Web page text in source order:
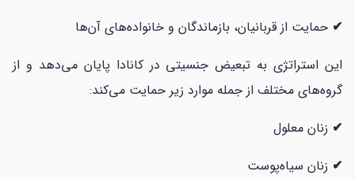
✔ حمایت از قربانیان، بازماندگان و خانواده‌های آن‌ها
این استراتژی به تبعیض جنسیتی در کانادا پایان می‌دهد و از
گروه‌های مختلف از جمله موارد زیر حمایت می‌کند:
✔ زنان معلول
✔ زنان سیاه‌پوست